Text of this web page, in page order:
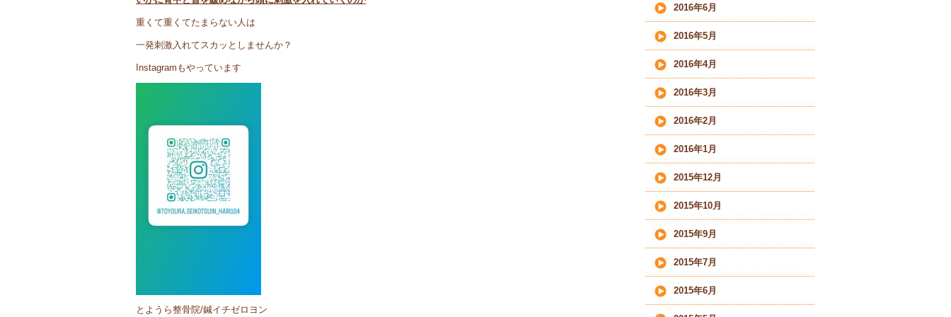
重くて重くてたまらない人は
一発刺激入れてスカッとしませんか？
Instagramもやっています
とようら整骨院/鍼イチゼロヨン
2016年6月
2016年5月
2016年4月
2016年3月
2016年2月
2016年1月
2015年12月
2015年10月
2015年9月
2015年7月
2015年6月